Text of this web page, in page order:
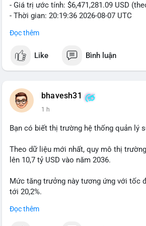
- Giá trị ước tính: $6,471,281.09 USD
- Thời gian: 20:19:36 2026-08-07 UTC
Nhận định phân tích: Khối lượng 99.6
thường gặp ở hai kịch bản: cá voi nạp
hoặc chuyển sang ví lạnh nhằm tích
BTC vào ví nóng sàn, khả năng cao là
hoạt động, đó là tín hiệu gom hàng chiến
tránh hành động theo cảm xúc. Xác
#99dot6btc #capvoichuyentien
Đọc thêm
Like Bình luận
bhavesh31
1 h
Bạn có biết thị trường hệ thống quản lý
Theo dữ liệu mới nhất, quy mô thị
lên 10,7 tỷ USD vào năm 2036.
Mức tăng trưởng này tương ứng với tốc
tới 20,2%.
Điều gì đang thúc đẩy sự tăng trưởng
Đọc thêm